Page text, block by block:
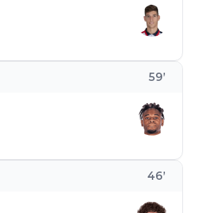
46’
59’